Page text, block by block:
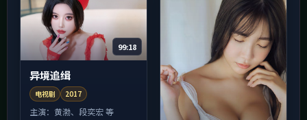
99:18
异境追缉
电视剧 2017
主演：黄渤、段奕宏 等